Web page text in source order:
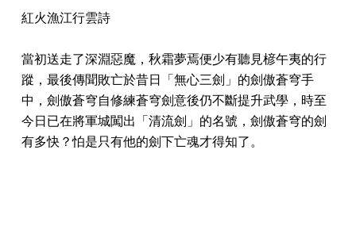
紅火漁江行雲詩
當初送走了深淵惡魔，秋霜夢焉便少有聽見楌午夷的行
蹤，最後傳聞敗亡於昔日「無心三劍」的劍傲蒼穹手
中，劍傲蒼穹自修練蒼穹劍意後仍不斷提升武學，時至
今日已在將軍城闖出「清流劍」的名號，劍傲蒼穹的劍
有多快？怕是只有他的劍下亡魂才得知了。